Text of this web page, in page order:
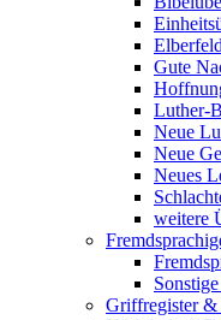
Gute
Luther-
Neue
Neue
Neues
weitere
Griffregister